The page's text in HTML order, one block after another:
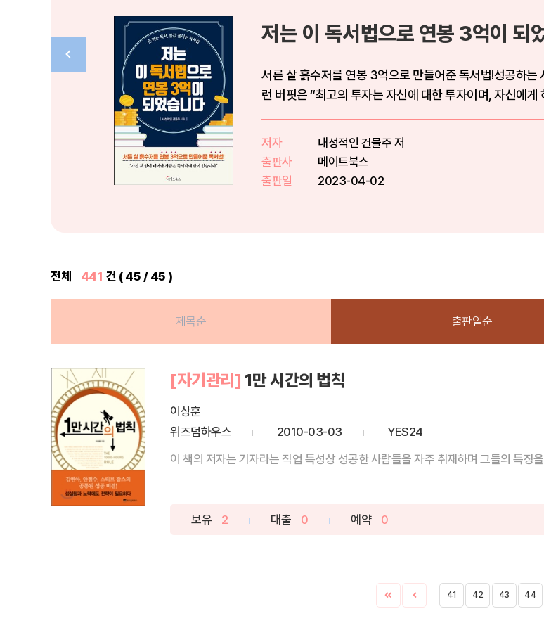
저는 이 독서법으로 연봉 3억이 되
서른 살 흙수저를 연봉 3억으로 만들어준 독서법!성공하는
런 버핏은 “최고의 투자는 자신에 대한 투자이며, 자신에
저자
내성적인 건물주 저
출판사
메이트북스
출판일
2023-04-02
전체 441 건 ( 45 / 45 )
제목순 출판일순
[자기관리] 1만 시간의 법칙
이상훈
위즈덤하우스
2010-03-03
YES24
이 책의 저자는 기자라는 직업 특성상 성공한 사람들을 자주 취재하며 그들의 특징
보유 2 대출 0 예약 0
41 42 43 44